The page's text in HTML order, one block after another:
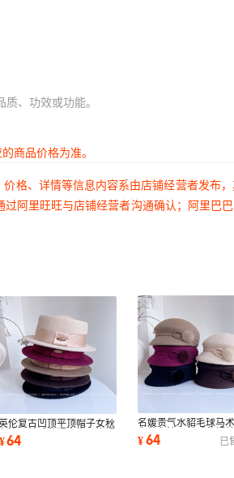
、功效或功能。
商品价格为准。
格、详情等信息内容系由店铺经营者发布
阿里旺旺与店铺经营者沟通确认；阿里巴
伦复古凹顶平顶帽子女秋
冬澳洲羊毛毡帽小檐平檐帽
百搭时装礼帽
¥64
名媛贵气水貂毛球马
女秋冬澳洲羊毛毡帽赫
礼帽鸭舌帽潮
¥64 已